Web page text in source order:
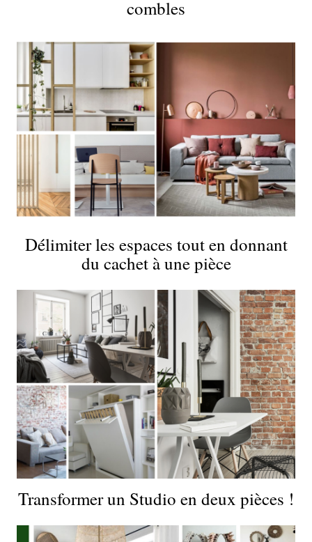
combles
Délimiter les espaces tout en donnant
du cachet à une pièce
Transformer un Studio en deux pièces !